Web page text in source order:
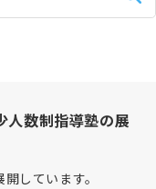
人数制指導塾の展
しています。